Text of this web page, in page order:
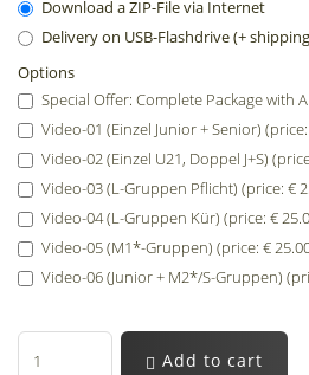
Download a ZIP-File via Internet
Delivery on USB-Flashdrive (+
Options
Special Offer: Complete Package with
Video-01 (Einzel Junior + Senior)
Video-02 (Einzel U21, Doppel J+S)
Video-03 (L-Gruppen Pflicht) (price: €
Video-04 (L-Gruppen Kür) (price: €
Video-05 (M1*-Gruppen) (price: €
Video-06 (Junior + M2*/S-Gruppen)
Add to cart